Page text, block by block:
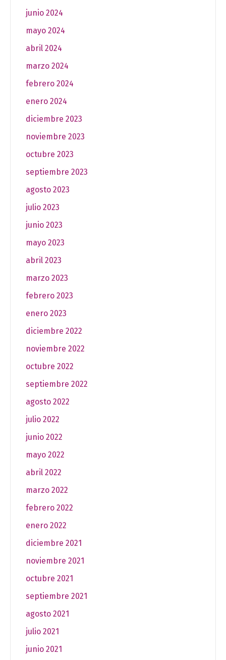
junio 2024
mayo 2024
abril 2024
marzo 2024
febrero 2024
enero 2024
diciembre 2023
noviembre 2023
octubre 2023
septiembre 2023
agosto 2023
julio 2023
junio 2023
mayo 2023
abril 2023
marzo 2023
febrero 2023
enero 2023
diciembre 2022
noviembre 2022
octubre 2022
septiembre 2022
agosto 2022
julio 2022
junio 2022
mayo 2022
abril 2022
marzo 2022
febrero 2022
enero 2022
diciembre 2021
noviembre 2021
octubre 2021
septiembre 2021
agosto 2021
julio 2021
junio 2021